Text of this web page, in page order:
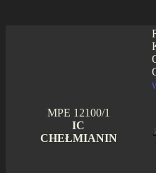
MPE 12100/1
IC
CHEŁMIANIN